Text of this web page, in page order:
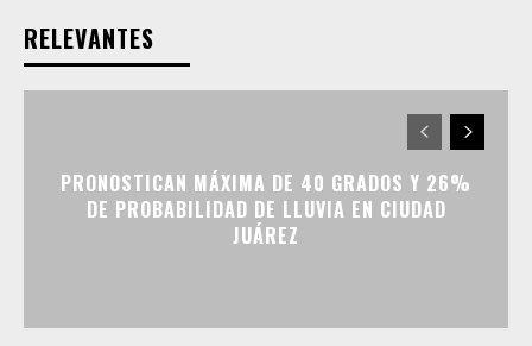
RELEVANTES
PRONOSTICAN MÁXIMA DE 40 GRADOS Y 26%
DE PROBABILIDAD DE LLUVIA EN CIUDAD
JUÁREZ